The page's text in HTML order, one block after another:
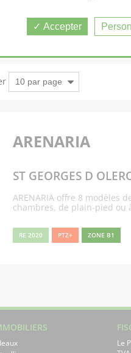
D OLERON
ARENARIA
ST GEORGES D
ARENARIA offre 8 modèles
chambres, de plain-pied ou
RE 2020 PTZ+ ZONE B1
Le
Accepter